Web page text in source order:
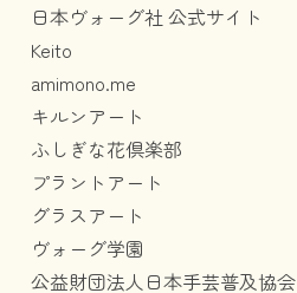
日本ヴォーグ社 公式サイト
Keito
amimono.me
キルンアート
ふしぎな花倶楽部
プラントアート
グラスアート
ヴォーグ学園
公益財団法人日本手芸普及協会